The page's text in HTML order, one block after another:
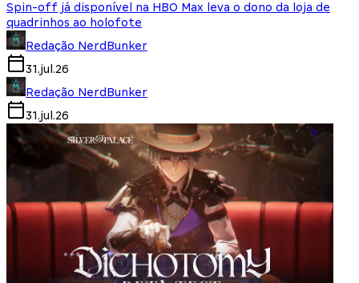
Spin-off já disponível na HBO Max leva o dono da loja de
quadrinhos ao holofote
Redação NerdBunker
31.jul.26
Redação NerdBunker
31.jul.26